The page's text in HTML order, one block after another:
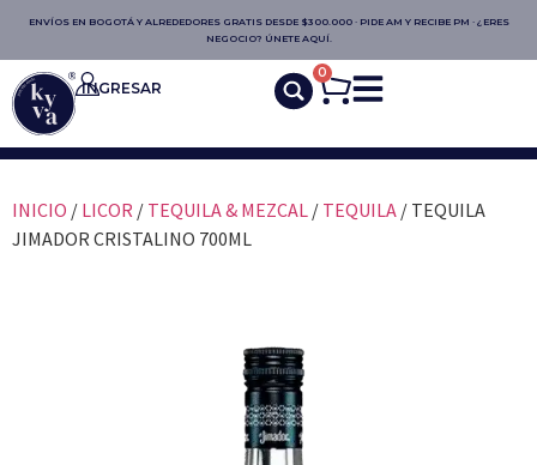
ENVÍOS EN BOGOTÁ Y ALREDEDORES GRATIS DESDE $300.000 · PIDE AM Y RECIBE PM · ¿ERES
NEGOCIO? ÚNETE AQUÍ.
INGRESAR
0
INICIO / LICOR / TEQUILA & MEZCAL / TEQUILA / TEQUILA
JIMADOR CRISTALINO 700ML